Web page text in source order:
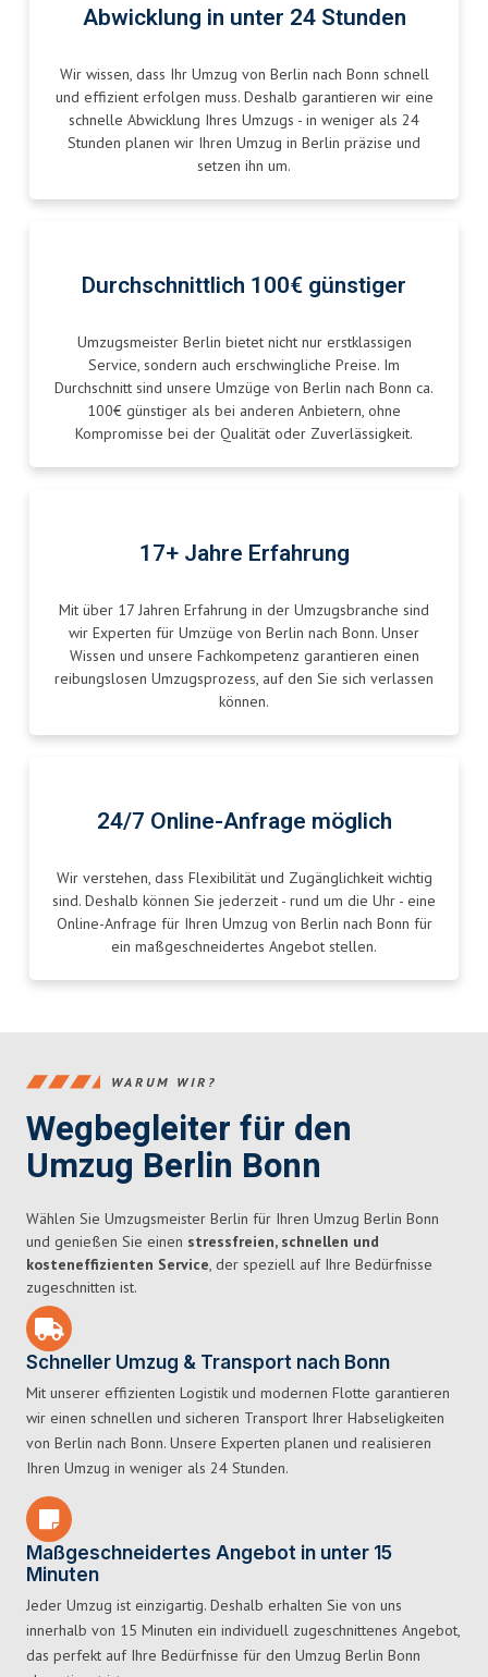
Abwicklung in unter 24 Stunden
Wir wissen, dass Ihr Umzug von Berlin nach Bonn schnell
und effizient erfolgen muss. Deshalb garantieren wir eine
schnelle Abwicklung Ihres Umzugs - in weniger als 24
Stunden planen wir Ihren Umzug in Berlin präzise und
setzen ihn um.
Durchschnittlich 100€ günstiger
Umzugsmeister Berlin bietet nicht nur erstklassigen
Service, sondern auch erschwingliche Preise. Im
Durchschnitt sind unsere Umzüge von Berlin nach Bonn ca.
100€ günstiger als bei anderen Anbietern, ohne
Kompromisse bei der Qualität oder Zuverlässigkeit.
17+ Jahre Erfahrung
Mit über 17 Jahren Erfahrung in der Umzugsbranche sind
wir Experten für Umzüge von Berlin nach Bonn. Unser
Wissen und unsere Fachkompetenz garantieren einen
reibungslosen Umzugsprozess, auf den Sie sich verlassen
können.
24/7 Online-Anfrage möglich
Wir verstehen, dass Flexibilität und Zugänglichkeit wichtig
sind. Deshalb können Sie jederzeit - rund um die Uhr - eine
Online-Anfrage für Ihren Umzug von Berlin nach Bonn für
ein maßgeschneidertes Angebot stellen.
WARUM WIR?
Wegbegleiter für den
Umzug Berlin Bonn
Wählen Sie Umzugsmeister Berlin für Ihren Umzug Berlin Bonn
und genießen Sie einen stressfreien, schnellen und
kosteneffizienten Service, der speziell auf Ihre Bedürfnisse
zugeschnitten ist.
Schneller Umzug & Transport nach Bonn
Mit unserer effizienten Logistik und modernen Flotte garantieren
wir einen schnellen und sicheren Transport Ihrer Habseligkeiten
von Berlin nach Bonn. Unsere Experten planen und realisieren
Ihren Umzug in weniger als 24 Stunden.
Maßgeschneidertes Angebot in unter 15
Minuten
Jeder Umzug ist einzigartig. Deshalb erhalten Sie von uns
innerhalb von 15 Minuten ein individuell zugeschnittenes Angebot,
das perfekt auf Ihre Bedürfnisse für den Umzug Berlin Bonn